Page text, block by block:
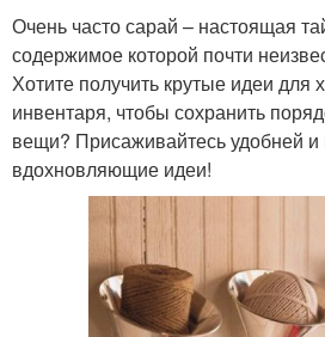
Очень часто сарай – настоящая
содержимое которой почти
Хотите получить крутые идеи для
инвентаря, чтобы сохранить
вещи? Присаживайтесь удобней и
вдохновляющие идеи!